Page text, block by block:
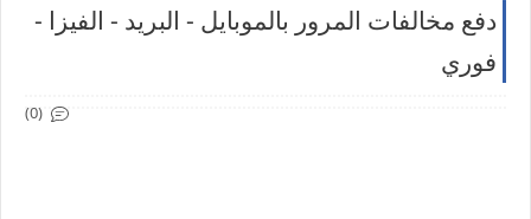
دفع مخالفات المرور بالموبايل - البريد - الفيزا -
فوري
(0)